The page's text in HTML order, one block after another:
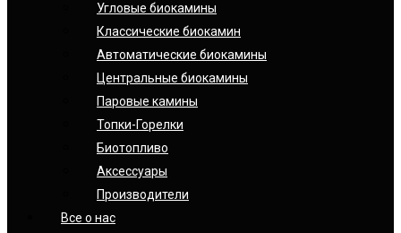
Угловые биокамины
Классические биокамин
Автоматические биокамины
Центральные биокамины
Паровые камины
Топки-Горелки
Биотопливо
Аксессуары
Производители
Все о нас